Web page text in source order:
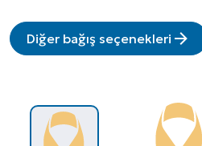
Diğer bağış seçenekleri